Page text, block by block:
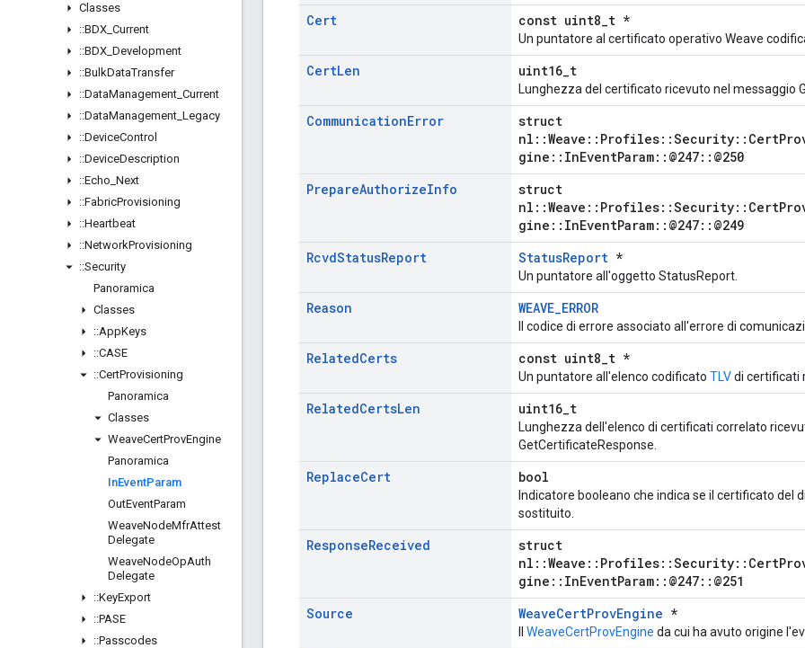
Classes
::BDX Current
::BDX Development
::BulkDataTransfer
::DataManagement Current
::DataManagement Legacy
::DeviceControl
::DeviceDescription
::Echo Next
::FabricProvisioning
::Heartbeat
::NetworkProvisioning
::Security
Panoramica
Classes
::AppKeys
::CASE
::CertProvisioning
Panoramica
Classes
WeaveCertProvEngine
Panoramica
InEventParam
OutEventParam
WeaveNodeMfrAttest
Delegate
WeaveNodeOpAuth
Delegate
::KeyExport
::PASE
::Passcodes
Cert
const uint8_t *
Un puntatore al certificato operativo Weave
CertLen uint16_t
Lunghezza del certificato ricevuto nel messaggio
CommunicationError
struct
gine::InEventParam::@247::@250
PrepareAuthorizeInfo
struct
gine::InEventParam::@247::@249
RcvdStatusReport StatusReport *
Un puntatore all'oggetto StatusReport.
Reason WEAVE_ERROR
Il codice di errore associato all'errore di
RelatedCerts const uint8_t *
Un puntatore all'elenco codificato TLVdi certificati
RelatedCertsLen uint16_t
Lunghezza dell'elenco di certificati correlato
GetCertificateResponse.
ReplaceCert bool
Indicatore booleano che indica se il certificato del
sostituito.
ResponseReceived
struct
gine::InEventParam::@247::@251
Source
WeaveCertProvEngine *
WeaveCertProvEngine da cui ha avuto origine